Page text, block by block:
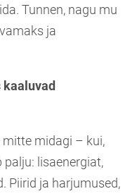
Tunnen, nagu mu
ja
mitte midagi – kui,
lisaenergiat,
Piirid ja harjumused,